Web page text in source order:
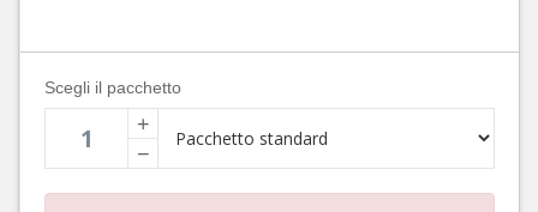
Scegli il pacchetto
+
−